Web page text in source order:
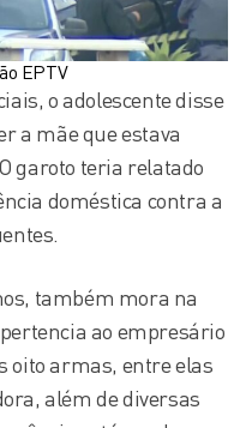
EPTV
o adolescente disse
a mãe que estava
garoto teria relatado
doméstica contra a
também mora na
ao empresário
oito armas, entre elas
além de diversas